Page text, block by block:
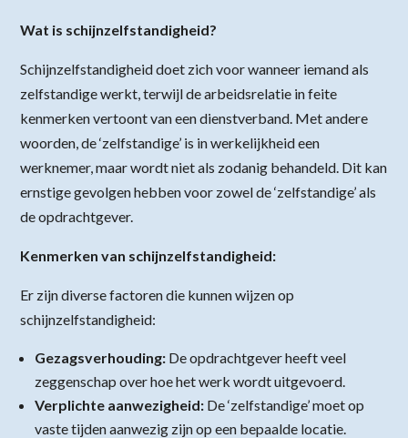
Wat is schijnzelfstandigheid?
Schijnzelfstandigheid doet zich voor wanneer iemand als
zelfstandige werkt, terwijl de arbeidsrelatie in feite
kenmerken vertoont van een dienstverband. Met andere
woorden, de ‘zelfstandige’ is in werkelijkheid een
werknemer, maar wordt niet als zodanig behandeld. Dit kan
ernstige gevolgen hebben voor zowel de ‘zelfstandige’ als
de opdrachtgever.
Kenmerken van schijnzelfstandigheid:
Er zijn diverse factoren die kunnen wijzen op
schijnzelfstandigheid:
Gezagsverhouding: De opdrachtgever heeft veel
zeggenschap over hoe het werk wordt uitgevoerd.
Verplichte aanwezigheid: De ‘zelfstandige’ moet op
vaste tijden aanwezig zijn op een bepaalde locatie.